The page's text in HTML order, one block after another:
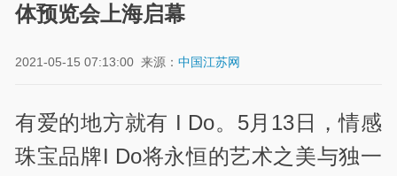
体预览会上海启幕
2021-05-15 07:13:00 来源：中国江苏网
有爱的地方就有 I Do。5月13日，情感
珠宝品牌I Do将永恒的艺术之美与独一